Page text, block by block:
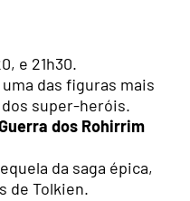
e 21h30.
das figuras mais
super-heróis.
dos Rohirrim
da saga épica,
de Tolkien.